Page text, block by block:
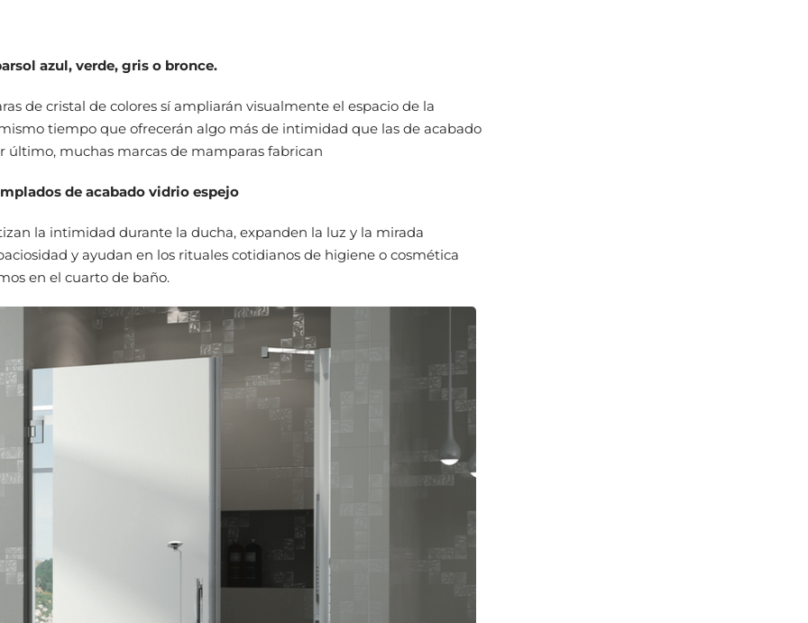
azul, verde, gris o bronce.
de cristal de colores sí ampliarán visualmente el espacio de la
tiempo que ofrecerán algo más de intimidad que las de acabado
último, muchas marcas de mamparas fabrican
de acabado vidrio espejo
la intimidad durante la ducha, expanden la luz y la mirada
y ayudan en los rituales cotidianos de higiene o cosmética
en el cuarto de baño.